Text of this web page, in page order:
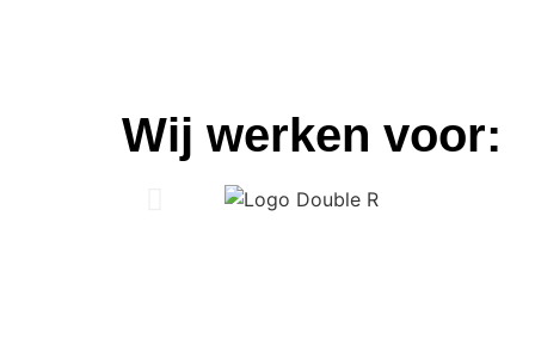
Wij werken voor: